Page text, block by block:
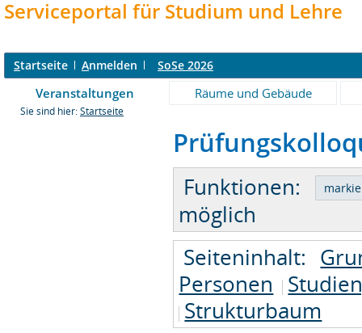
Serviceportal für Studium und Lehre
Startseite Anmelden SoSe 2026
Veranstaltungen Räume und Gebäude
Sie sind hier: Startseite
Funktionen:
möglich
Seiteninhalt:
Personen
Strukturbaum